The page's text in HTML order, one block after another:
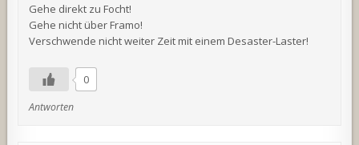
Gehe direkt zu Focht!
Gehe nicht über Framo!
Verschwende nicht weiter Zeit mit einem Desaster-Laster!
0
Antworten